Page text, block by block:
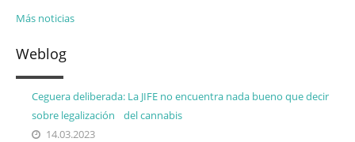
Más noticias
Weblog
Ceguera deliberada: La JIFE no encuentra nada bueno que decir
sobre legalización del cannabis
14.03.2023